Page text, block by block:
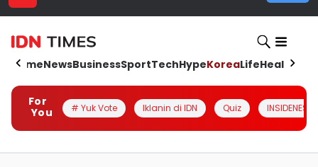
HomeNewsBusinessSportTechHypeKoreaLifeHealth
For
You
# Yuk Vote Iklanin di IDN Quiz INSIDENESIA